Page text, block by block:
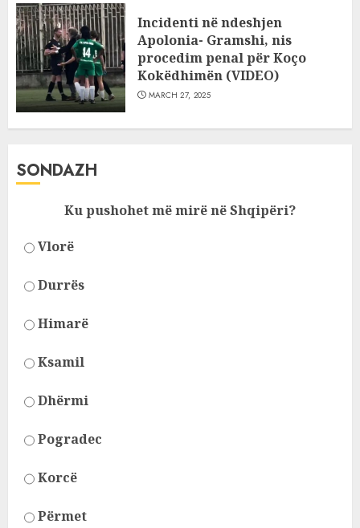
Incidenti në ndeshjen
Apolonia- Gramshi, nis
procedim penal për Koço
Kokëdhimën (VIDEO)
MARCH 27, 2025
SONDAZH
Ku pushohet më mirë në Shqipëri?
Vlorë
Durrës
Himarë
Ksamil
Dhërmi
Pogradec
Korcë
Përmet